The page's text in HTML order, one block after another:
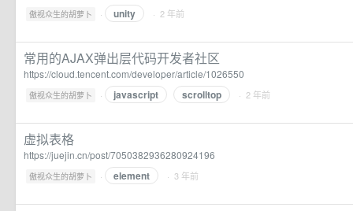
傲视众生的胡萝卜 · unity · 2 年前
常用的AJAX弹出层代码开发者社区
https://cloud.tencent.com/developer/article/1026550
傲视众生的胡萝卜 · javascript scrolltop · 2 年前
虚拟表格
https://juejin.cn/post/7050382936280924196
傲视众生的胡萝卜 · element · 3 年前